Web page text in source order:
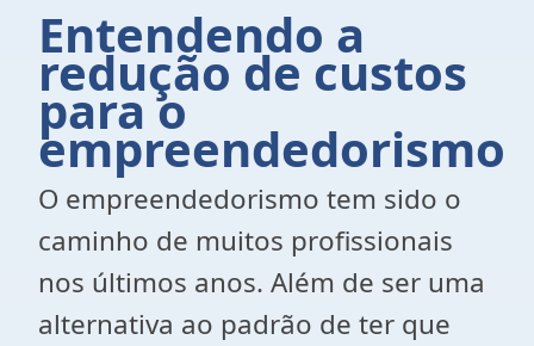
Entendendo a
redução de custos
para o
empreendedorismo
O empreendedorismo tem sido o
caminho de muitos profissionais
nos últimos anos. Além de ser uma
alternativa ao padrão de ter que